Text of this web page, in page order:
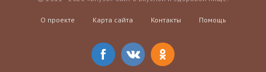
О проекте Карта сайта Контакты Помощь